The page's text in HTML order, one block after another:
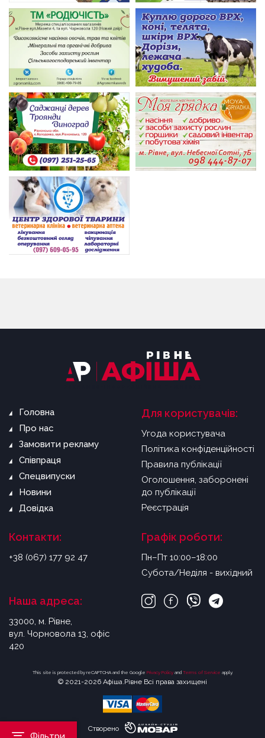
Головна
Про нас
Замовити рекламу
Співпраця
Спецвипуски
Новини
Довідка
Для користувачів:
Угода користувача
Політика конфіденційності
Правила публікації
Оголошення, заборонені
до публікації
Реєстрація
Контакти:
+38 (067) 177 92 47
Графік роботи:
Пн–Пт 10:00–18:00
Субота/Неділя - вихідний
Наша адреса:
33000, м. Рівне,
вул. Чорновола 13, офіс
420
This site is protected by reCAPTCHA and the Google Privacy Policyand Terms of Service apply.
© 2021-2026 Афіша.Рівне Всі права захищені
Створено